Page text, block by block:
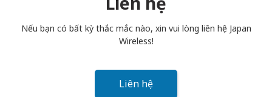
bạn trả muộn, bạn sẽ bị tính phí.
Nếu bạn có bất kỳ thắc mắc nào, xin vui lòng liên hệ Japan
Wireless!
Liên hệ